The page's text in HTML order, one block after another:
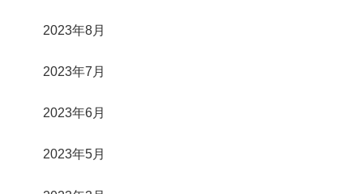
2023年8月
2023年7月
2023年6月
2023年5月